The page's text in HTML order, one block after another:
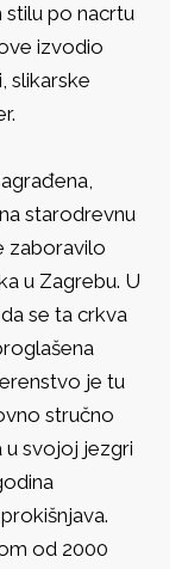
po nacrtu
izvodio
slikarske
starodrevnu
zaboravilo
u Zagrebu. U
se ta crkva
je tu
stručno
u svojoj jezgri
od 2000